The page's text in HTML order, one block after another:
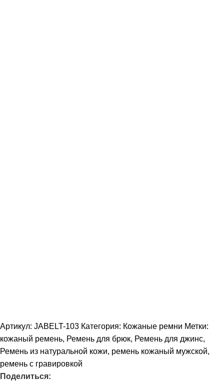
Артикул: JABELT-103 Категория: Кожаные ремни Метки:
кожаный ремень, Ремень для брюк, Ремень для джинс,
Ремень из натуральной кожи, ремень кожаный мужской,
ремень с гравировкой
Поделиться: